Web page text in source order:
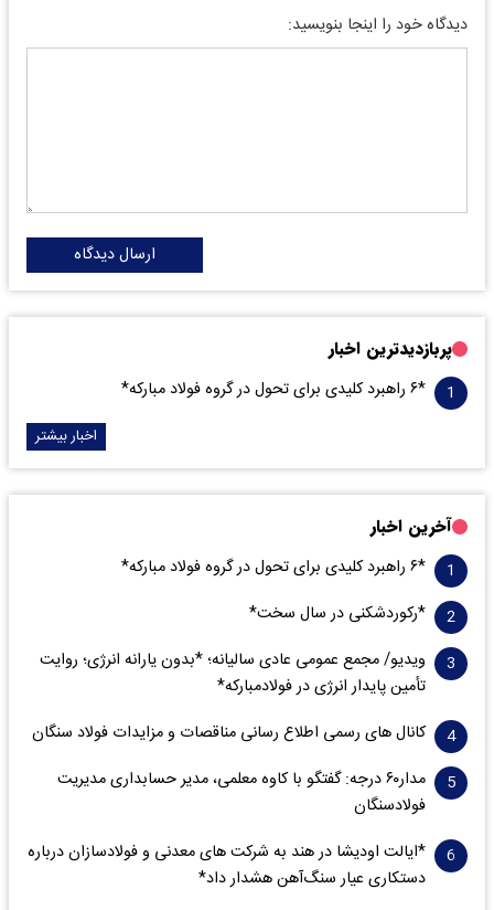
دیدگاه خود را اینجا بنویسید:
ارسال دیدگاه
پربازدیدترین اخبار
*۶ راهبرد کلیدی برای تحول در گروه فولاد مبارکه*
اخبار بیشتر
آخرین اخبار
*۶ راهبرد کلیدی برای تحول در گروه فولاد مبارکه*
*رکوردشکنی در سال سخت*
ویدیو/ مجمع عمومی عادی سالیانه؛ *بدون یارانه انرژی؛ روایت
تأمین پایدار انرژی در فولادمبارکه*
کانال های رسمی اطلاع رسانی مناقصات و مزایدات فولاد سنگان
مدار‌۶٠ درجه: گفتگو با کاوه معلمی، مدیر حسابداری مدیریت
فولادسنگان
*ایالت اودیشا در هند به شرکت های معدنی و فولادسازان درباره
دستکاری عیار سنگ‌آهن هشدار داد*